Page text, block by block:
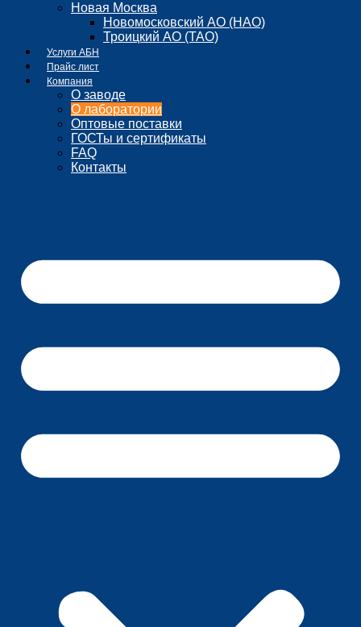
Новая Москва
Новомосковский АО (НАО)
Троицкий АО (ТАО)
Услуги АБН
Прайс лист
Компания
О заводе
О лаборатории
Оптовые поставки
ГОСТы и сертификаты
FAQ
Контакты